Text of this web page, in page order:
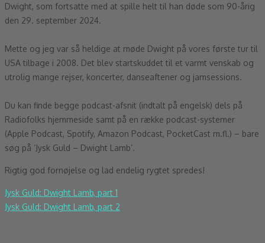
Dwight, som fortsatte med at spille helt til han døde som 90-årig
den 29. september 2024.
Mette og jeg var så heldige at møde Dwight på vores første tur til
USA tilbage i 2008. Det blev startskuddet til et varmt venskab og
utrolig mange rejser, koncerter, danseaftener og jamsessions.
Du kan finde begge podcast-afsnit (indtalt på engelsk) dels på
Radiofolks hjemmeside samt på en række podcast-systemer
(Apple Podcast, Spotify, Amazon Podcast, PocketCast m.fl.) – bare
søg på ‘Jysk Guld – Dwight Lamb’.
Rigtig god fornøjelse og lad endelig rygtet spredes!
Jysk Guld: Dwight Lamb, part 1
Jysk Guld: Dwight Lamb, part 2